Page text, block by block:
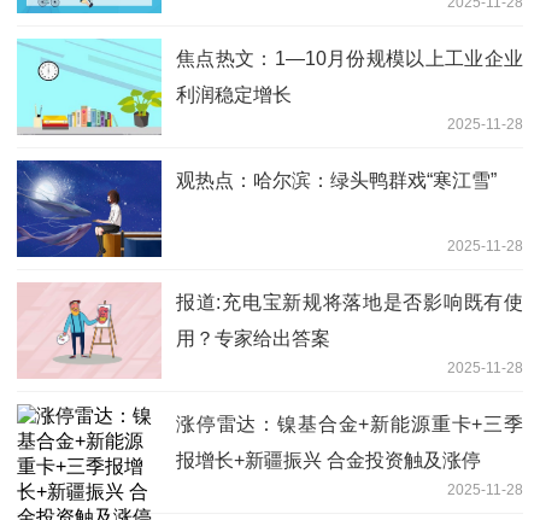
焦点热文：1—10月份规模以上工业企业
利润稳定增长
2025-11-28
观热点：哈尔滨：绿头鸭群戏“寒江雪”
2025-11-28
报道:充电宝新规将落地是否影响既有使
用？专家给出答案
2025-11-28
涨停雷达：镍基合金+新能源重卡+三季
报增长+新疆振兴 合金投资触及涨停
2025-11-28